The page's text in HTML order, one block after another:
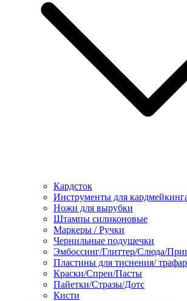
Кардсток
Инструменты для
Ножи для вырубки
Штампы силиконовые
Маркеры / Ручки
Чернильные подушечки
Эмбоссинг/Глиттер/Слюда/
Пластины для тиснения/
Краски/Спреи/Пасты
Пайетки/Стразы/Дотс
Кисти